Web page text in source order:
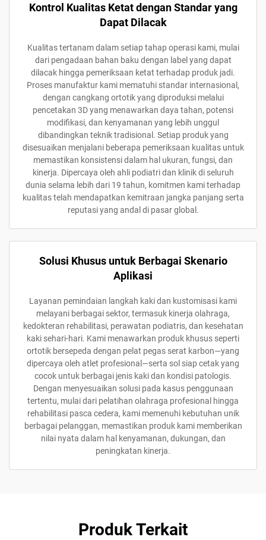
Kontrol Kualitas Ketat dengan Standar yang
Dapat Dilacak
Kualitas tertanam dalam setiap tahap operasi kami, mulai
dari pengadaan bahan baku dengan label yang dapat
dilacak hingga pemeriksaan ketat terhadap produk jadi.
Proses manufaktur kami mematuhi standar internasional,
dengan cangkang ortotik yang diproduksi melalui
pencetakan 3D yang menawarkan daya tahan, potensi
modifikasi, dan kenyamanan yang lebih unggul
dibandingkan teknik tradisional. Setiap produk yang
disesuaikan menjalani beberapa pemeriksaan kualitas untuk
memastikan konsistensi dalam hal ukuran, fungsi, dan
kinerja. Dipercaya oleh ahli podiatri dan klinik di seluruh
dunia selama lebih dari 19 tahun, komitmen kami terhadap
kualitas telah mendapatkan kemitraan jangka panjang serta
reputasi yang andal di pasar global.
Solusi Khusus untuk Berbagai Skenario
Aplikasi
Layanan pemindaian langkah kaki dan kustomisasi kami
melayani berbagai sektor, termasuk kinerja olahraga,
kedokteran rehabilitasi, perawatan podiatris, dan kesehatan
kaki sehari-hari. Kami menawarkan produk khusus seperti
ortotik bersepeda dengan pelat pegas serat karbon—yang
dipercaya oleh atlet profesional—serta sol siap cetak yang
cocok untuk berbagai jenis kaki dan kondisi patologis.
Dengan menyesuaikan solusi pada kasus penggunaan
tertentu, mulai dari pelatihan olahraga profesional hingga
rehabilitasi pasca cedera, kami memenuhi kebutuhan unik
berbagai pelanggan, memastikan produk kami memberikan
nilai nyata dalam hal kenyamanan, dukungan, dan
peningkatan kinerja.
Produk Terkait